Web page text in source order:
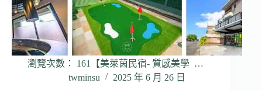
瀏覽次數： 161【美萊茵民宿- 質感美學 …
twminsu
2025 年 6 月 26 日